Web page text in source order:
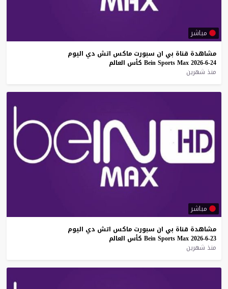
مباشر
مشاهدة قناة بي ان سبورت ماكس اتش دي اليوم
24-6-2026
Bein Sports Max كأس العالم
منذ شهرين
مباشر
مشاهدة قناة بي ان سبورت ماكس اتش دي اليوم
23-6-2026
Bein Sports Max كأس العالم
منذ شهرين